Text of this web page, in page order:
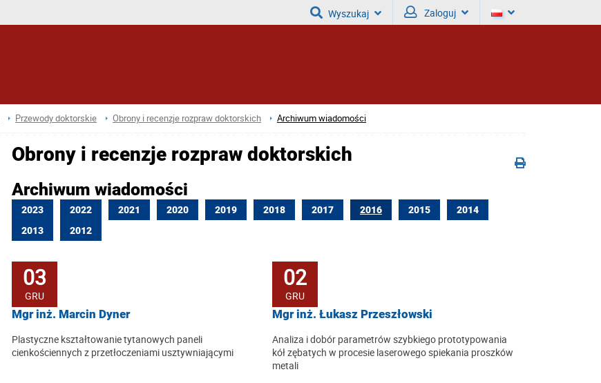
Wyszukaj Zaloguj
Przewody doktorskie Obrony i recenzje rozpraw doktorskich Archiwum wiadomości
Obrony i recenzje rozpraw doktorskich
Archiwum wiadomości
2023 2022 2021 2020 2019 2018 2017 2016 2015
2014
2013
2012
03
GRU
Mgr inż. Marcin Dyner
Plastyczne kształtowanie tytanowych paneli
cienkościennych z przetłoczeniami usztywniającymi
02
GRU
Mgr inż. Łukasz Przeszłowski
Analiza i dobór parametrów szybkiego prototypowania
kół zębatych w procesie laserowego spiekania proszków
metali